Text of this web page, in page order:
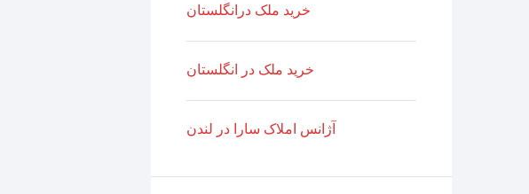
خرید ملک درانگلستان
خرید ملک در انگلستان
آژانس املاک سارا در لندن